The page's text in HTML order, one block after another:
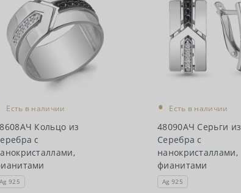
Есть в наличии
Кольцо из
с
Ag 925
• Есть в наличии
48090АЧ Серьги из
Серебра с
нанокристаллами,
фианитами
Ag 925